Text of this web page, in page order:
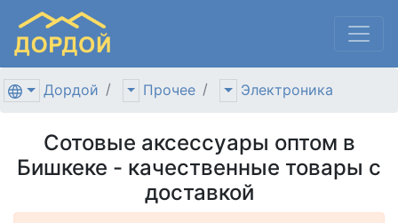
Дордой Прочее Электроника
Сотовые аксессуары оптом в
Бишкеке - качественные товары с
доставкой